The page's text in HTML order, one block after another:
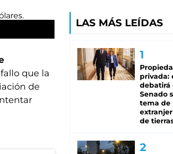
que la
de
LAS MÁS LEÍDAS
privada:
debatirá
Senado
tema de
de